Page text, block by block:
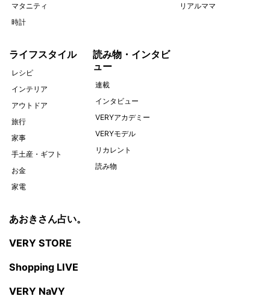
マタニティ
時計
リアルママ
ライフスタイル
レシピ
インテリア
アウトドア
旅行
家事
手土産・ギフト
お金
家電
読み物・インタビ
ュー
連載
インタビュー
VERYアカデミー
VERYモデル
リカレント
読み物
あおきさん占い。
VERY STORE
Shopping LIVE
VERY NaVY